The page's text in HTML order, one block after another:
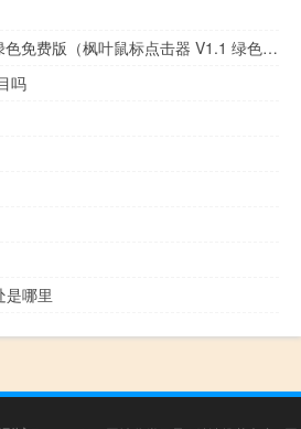
枫叶鼠标点击器 V1.1 绿色免费版（枫叶鼠标点击器 V1.1 绿色免费版功能简介）
吗
是哪里